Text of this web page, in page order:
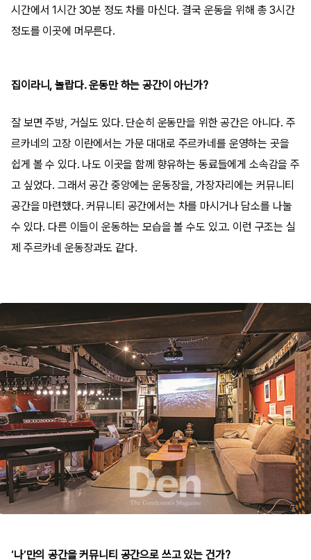
시간에서 1시간 30분 정도 차를 마신다. 결국 운동을 위해 총 3시간
정도를 이곳에 머무른다.
집이라니, 놀랍다. 운동만 하는 공간이 아닌가?
잘 보면 주방, 거실도 있다. 단순히 운동만을 위한 공간은 아니다. 주
르카네의 고장 이란에서는 가문 대대로 주르카네를 운영하는 곳을
쉽게 볼 수 있다. 나도 이곳을 함께 향유하는 동료들에게 소속감을 주
고 싶었다. 그래서 공간 중앙에는 운동장을, 가장자리에는 커뮤니티
공간을 마련했다. 커뮤니티 공간에서는 차를 마시거나 담소를 나눌
수 있다. 다른 이들이 운동하는 모습을 볼 수도 있고. 이런 구조는 실
제 주르카네 운동장과도 같다.
‘나’만의 공간을 커뮤니티 공간으로 쓰고 있는 건가?